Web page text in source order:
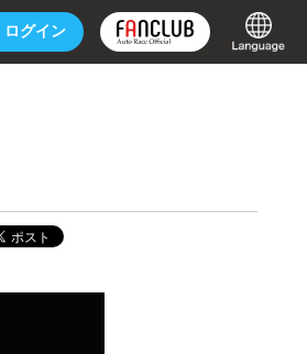
ログイン